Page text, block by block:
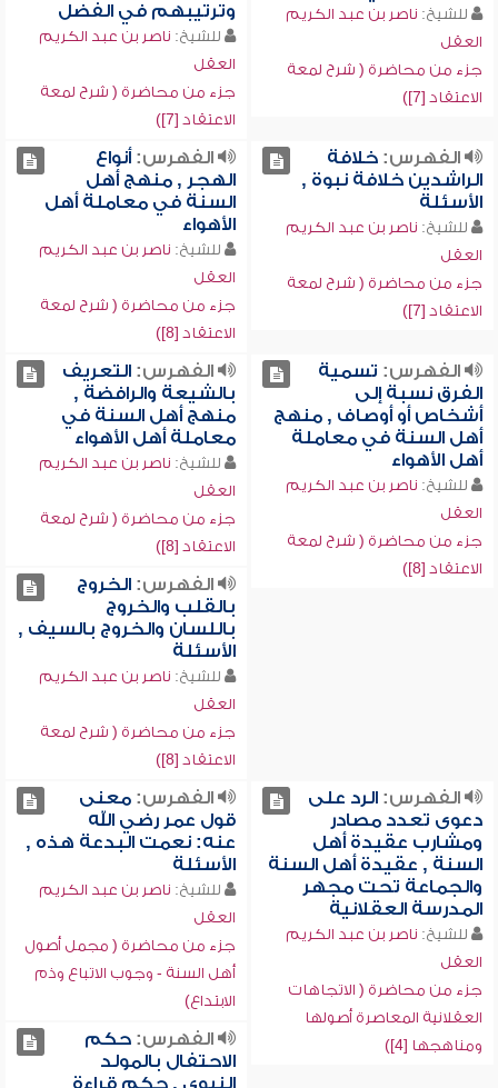
للشيخ: ناصر بن عبد الكريم
العقل
جزء من محاضرة ( شرح لمعة
الاعتقاد [7])
وترتيبهم في الفضل
للشيخ: ناصر بن عبد الكريم
العقل
جزء من محاضرة ( شرح لمعة
الاعتقاد [7])
الفهرس:خلافة
الراشدين خلافة نبوة ,
الأسئلة
للشيخ: ناصر بن عبد الكريم
العقل
جزء من محاضرة ( شرح لمعة
الاعتقاد [7])
الفهرس:أنواع
الهجر , منهج أهل
السنة في معاملة أهل
الأهواء
للشيخ: ناصر بن عبد الكريم
العقل
جزء من محاضرة ( شرح لمعة
الاعتقاد [8])
الفهرس: تسمية
الفرق نسبة إلى
أشخاص أو أوصاف , منهج
أهل السنة في معاملة
أهل الأهواء
للشيخ: ناصر بن عبد الكريم
العقل
جزء من محاضرة ( شرح لمعة
الاعتقاد [8])
الفهرس:التعريف
بالشيعة والرافضة ,
منهج أهل السنة في
معاملة أهل الأهواء
للشيخ: ناصر بن عبد الكريم
العقل
جزء من محاضرة ( شرح لمعة
الاعتقاد [8])
الفهرس:الخروج
بالقلب والخروج
باللسان والخروج بالسيف ,
الأسئلة
للشيخ: ناصر بن عبد الكريم
العقل
جزء من محاضرة ( شرح لمعة
الاعتقاد [8])
الفهرس:الرد على
دعوى تعدد مصادر
ومشارب عقيدة أهل
السنة , عقيدة أهل السنة
والجماعة تحت مجهر
المدرسة العقلانية
للشيخ: ناصر بن عبد الكريم
العقل
جزء من محاضرة ( الاتجاهات
العقلانية المعاصرة أصولها
ومناهجها [4])
الفهرس:معنى
قول عمر رضي الله
عنه: نعمت البدعة هذه ,
الأسئلة
للشيخ: ناصر بن عبد الكريم
العقل
جزء من محاضرة ( مجمل أصول
أهل السنة - وجوب الاتباع وذم
الابتداع)
الفهرس:حكم
الاحتفال بالمولد
النبوي , حكم قراءة